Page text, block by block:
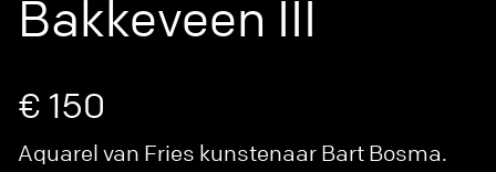
Bakkeveen III
€ 150
Aquarel van Fries kunstenaar Bart Bosma.